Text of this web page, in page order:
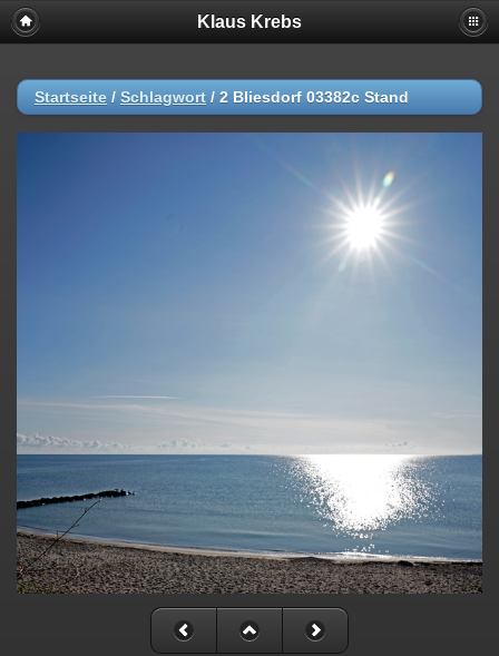
Klaus Krebs
Startseite / Schlagwort / 2 Bliesdorf 03382c Stand